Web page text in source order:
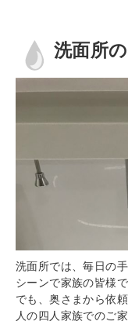
洗面所
洗面所では、毎日の
シーンで家族の皆様
でも、奥さまから依
人の四人家族でのご